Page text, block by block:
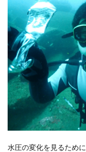
水圧の変化を見るために